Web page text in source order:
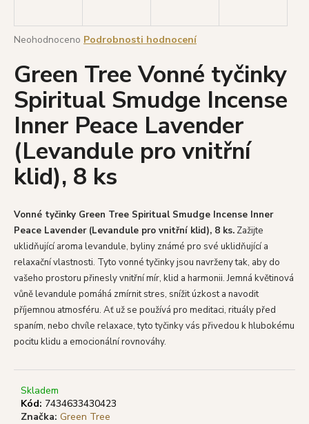
Průměrné
produktu
je
0,0
z
5
hvězdiček.
Neohodnoceno Podrobnosti hodnocení
Green Tree Vonné tyčinky
Spiritual Smudge Incense
Inner Peace Lavender
(Levandule pro vnitřní
klid), 8 ks
Vonné tyčinky Green Tree Spiritual Smudge Incense Inner
Peace Lavender (Levandule pro vnitřní klid), 8 ks. Zažijte
uklidňující aroma levandule, byliny známé pro své uklidňující a
relaxační vlastnosti. Tyto vonné tyčinky jsou navrženy tak, aby do
vašeho prostoru přinesly vnitřní mír, klid a harmonii. Jemná květinová
vůně levandule pomáhá zmírnit stres, snížit úzkost a navodit
příjemnou atmosféru. Ať už se používá pro meditaci, rituály před
spaním, nebo chvíle relaxace, tyto tyčinky vás přivedou k hlubokému
pocitu klidu a emocionální rovnováhy.
Skladem
Kód: 7434633430423
Značka: Green Tree
j
t
?
HLEDAT
D
o
p
o
r
u
č
u
j
m
e